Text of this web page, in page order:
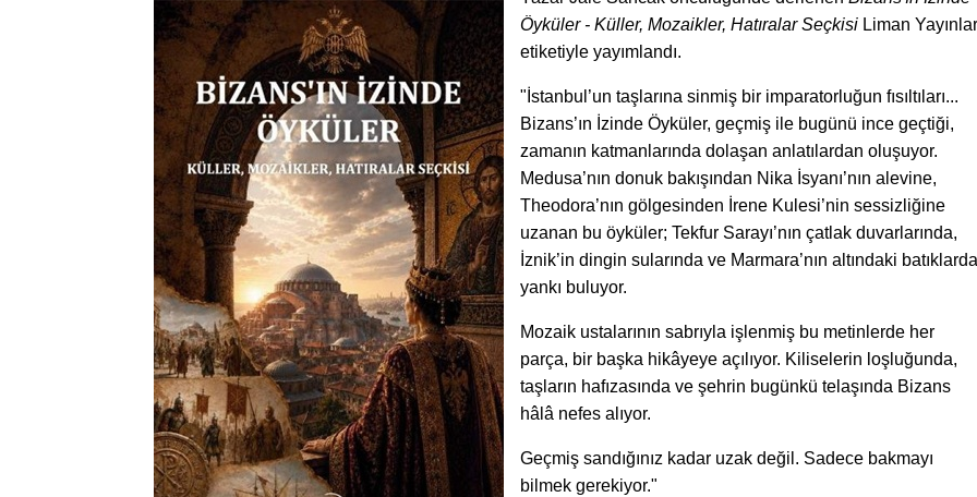
Öyküler - Küller, Mozaikler, Hatıralar Seçkisi Liman
etiketiyle yayımlandı.
"İstanbul’un taşlarına sinmiş bir imparatorluğun fısıltıları...
Bizans’ın İzinde Öyküler, geçmiş ile bugünü ince geçtiği,
zamanın katmanlarında dolaşan anlatılardan oluşuyor.
Medusa’nın donuk bakışından Nika İsyanı’nın alevine,
Theodora’nın gölgesinden İrene Kulesi’nin sessizliğine
uzanan bu öyküler; Tekfur Sarayı’nın çatlak duvarlarında,
İznik’in dingin sularında ve Marmara’nın altındaki batıklarda
yankı buluyor.
Mozaik ustalarının sabrıyla işlenmiş bu metinlerde her
parça, bir başka hikâyeye açılıyor. Kiliselerin loşluğunda,
taşların hafızasında ve şehrin bugünkü telaşında Bizans
hâlâ nefes alıyor.
Geçmiş sandığınız kadar uzak değil. Sadece bakmayı
bilmek gerekiyor."